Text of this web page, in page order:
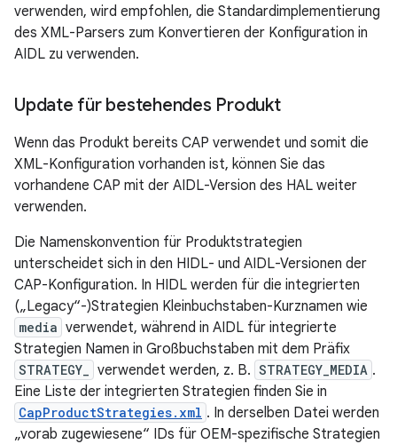
verwenden, wird empfohlen, die Standardimplementierung
des XML-Parsers zum Konvertieren der Konfiguration in
AIDL zu verwenden.
Update für bestehendes Produkt
Wenn das Produkt bereits CAP verwendet und somit die
XML-Konfiguration vorhanden ist, können Sie das
vorhandene CAP mit der AIDL-Version des HAL weiter
verwenden.
Die Namenskonvention für Produktstrategien
unterscheidet sich in den HIDL- und AIDL-Versionen der
CAP-Konfiguration. In HIDL werden für die integrierten
(„Legacy“-)Strategien Kleinbuchstaben-Kurznamen wie
media verwendet, während in AIDL für integrierte
Strategien Namen in Großbuchstaben mit dem Präfix
STRATEGY_ verwendet werden, z. B. STRATEGY_MEDIA .
Eine Liste der integrierten Strategien finden Sie in
CapProductStrategies.xml . In derselben Datei werden
„vorab zugewiesene“ IDs für OEM-spezifische Strategien